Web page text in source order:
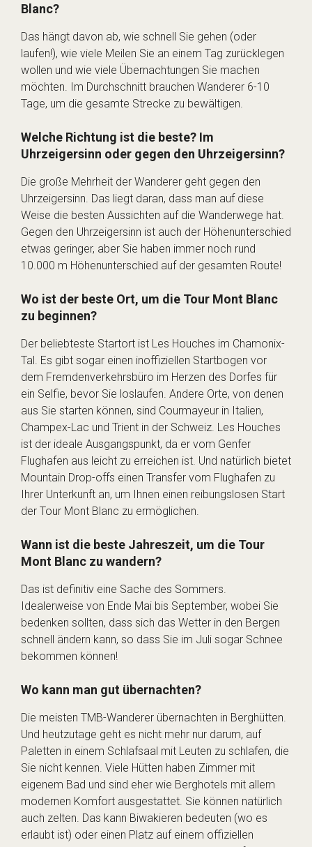
Blanc?
Das hängt davon ab, wie schnell Sie gehen (oder
laufen!), wie viele Meilen Sie an einem Tag zurücklegen
wollen und wie viele Übernachtungen Sie machen
möchten. Im Durchschnitt brauchen Wanderer 6-10
Tage, um die gesamte Strecke zu bewältigen.
Welche Richtung ist die beste? Im
Uhrzeigersinn oder gegen den Uhrzeigersinn?
Die große Mehrheit der Wanderer geht gegen den
Uhrzeigersinn. Das liegt daran, dass man auf diese
Weise die besten Aussichten auf die Wanderwege hat.
Gegen den Uhrzeigersinn ist auch der Höhenunterschied
etwas geringer, aber Sie haben immer noch rund
10.000 m Höhenunterschied auf der gesamten Route!
Wo ist der beste Ort, um die Tour Mont Blanc
zu beginnen?
Der beliebteste Startort ist Les Houches im Chamonix-
Tal. Es gibt sogar einen inoffiziellen Startbogen vor
dem Fremdenverkehrsbüro im Herzen des Dorfes für
ein Selfie, bevor Sie loslaufen. Andere Orte, von denen
aus Sie starten können, sind Courmayeur in Italien,
Champex-Lac und Trient in der Schweiz. Les Houches
ist der ideale Ausgangspunkt, da er vom Genfer
Flughafen aus leicht zu erreichen ist. Und natürlich bietet
Mountain Drop-offs einen Transfer vom Flughafen zu
Ihrer Unterkunft an, um Ihnen einen reibungslosen Start
der Tour Mont Blanc zu ermöglichen.
Wann ist die beste Jahreszeit, um die Tour
Mont Blanc zu wandern?
Das ist definitiv eine Sache des Sommers.
Idealerweise von Ende Mai bis September, wobei Sie
bedenken sollten, dass sich das Wetter in den Bergen
schnell ändern kann, so dass Sie im Juli sogar Schnee
bekommen können!
Wo kann man gut übernachten?
Die meisten TMB-Wanderer übernachten in Berghütten.
Und heutzutage geht es nicht mehr nur darum, auf
Paletten in einem Schlafsaal mit Leuten zu schlafen, die
Sie nicht kennen. Viele Hütten haben Zimmer mit
eigenem Bad und sind eher wie Berghotels mit allem
modernen Komfort ausgestattet. Sie können natürlich
auch zelten. Das kann Biwakieren bedeuten (wo es
erlaubt ist) oder einen Platz auf einem offiziellen